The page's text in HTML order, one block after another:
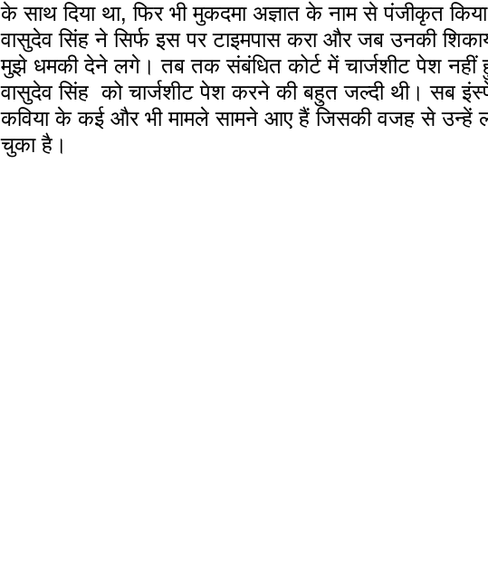
के साथ दिया था, फिर भी मुकदमा अज्ञात के नाम से पंजीकृत
वासुदेव सिंह ने सिर्फ इस पर टाइमपास करा और जब उनकी
मुझे धमकी देने लगे। तब तक संबंधित कोर्ट में चार्जशीट पेश
वासुदेव सिंह  को चार्जशीट पेश करने की बहुत जल्दी थी। सब
कविया के कई और भी मामले सामने आए हैं जिसकी वजह से उन्हें
चुका है।